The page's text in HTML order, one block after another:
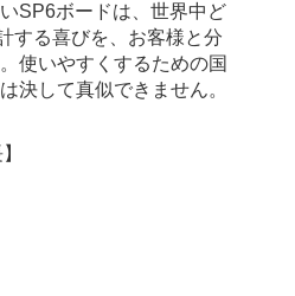
SP6ボードは、世界中ど
する喜びを、お客様と分
使いやすくするための国
決して真似できません。